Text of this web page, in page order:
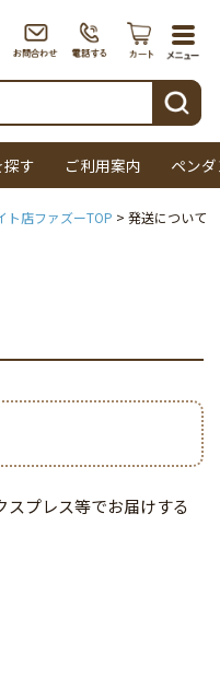
検索
す ご利用案内 ペン
ト店ファズーTOP 発送について
スプレス等でお届けする